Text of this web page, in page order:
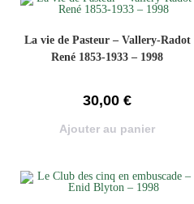
La vie de Pasteur – Vallery-Radot
René 1853-1933 – 1998
30,00 €
Ajouter au panier